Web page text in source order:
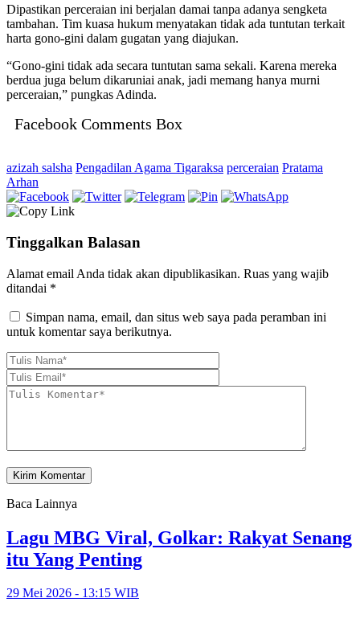
Dipastikan perceraian ini berjalan damai tanpa adanya sengketa
tambahan. Tim kuasa hukum menyatakan tidak ada tuntutan terkait
harta gono-gini dalam gugatan yang diajukan.
“Gono-gini tidak ada secara tuntutan sama sekali. Karena mereka
berdua juga belum dikaruniai anak, jadi memang hanya murni
perceraian,” pungkas Adinda.
Facebook Comments Box
azizah salsha Pengadilan Agama Tigaraksa perceraian Pratama
Arhan
Tinggalkan Balasan
Alamat email Anda tidak akan dipublikasikan. Ruas yang wajib
ditandai *
Simpan nama, email, dan situs web saya pada peramban ini
untuk komentar saya berikutnya.
Baca Lainnya
Lagu MBG Viral, Golkar: Rakyat Senang
itu Yang Penting
29 Mei 2026 - 13:15 WIB